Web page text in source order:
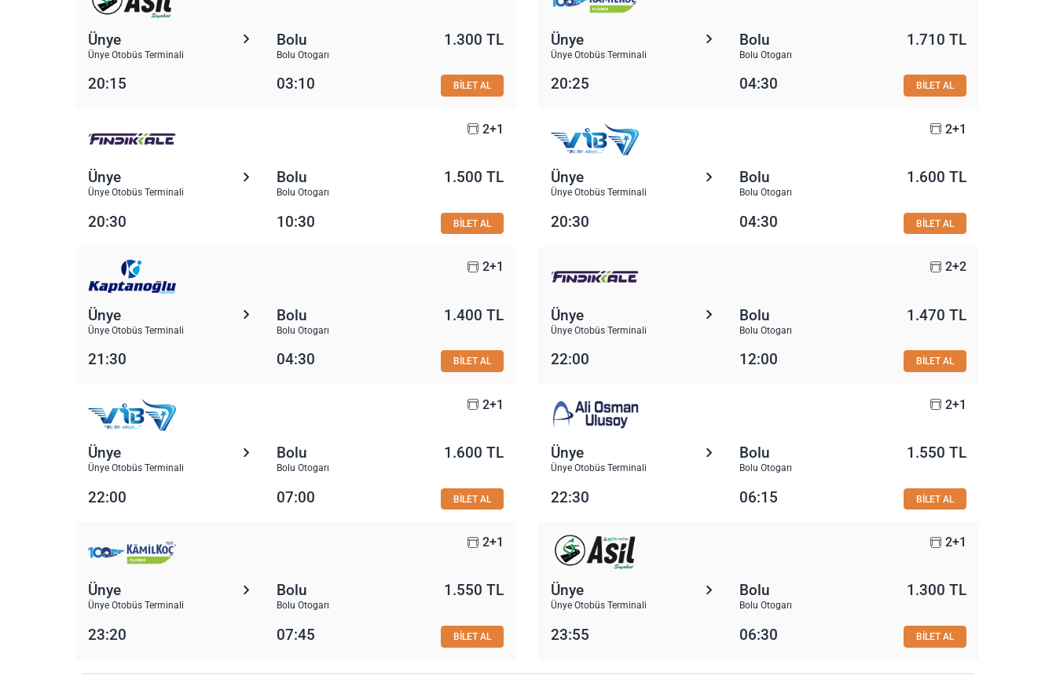
Ünye
Ünye Otobüs Terminali
Bolu
Bolu Otogarı
1.300 TL
20:15 03:10 BİLET AL
Ünye
Ünye Otobüs Terminali
Bolu
Bolu Otogarı
1.710 TL
20:25 04:30 BİLET AL
2+1
Ünye
Ünye Otobüs Terminali
Bolu
Bolu Otogarı
1.500 TL
20:30 10:30 BİLET AL
2+1
Ünye
Ünye Otobüs Terminali
Bolu
Bolu Otogarı
1.600 TL
20:30 04:30 BİLET AL
2+1
Ünye
Ünye Otobüs Terminali
Bolu
Bolu Otogarı
1.400 TL
21:30 04:30 BİLET AL
2+2
Ünye
Ünye Otobüs Terminali
Bolu
Bolu Otogarı
1.470 TL
22:00 12:00 BİLET AL
2+1
Ünye
Ünye Otobüs Terminali
Bolu
Bolu Otogarı
1.600 TL
22:00 07:00 BİLET AL
2+1
Ünye
Ünye Otobüs Terminali
Bolu
Bolu Otogarı
1.550 TL
22:30 06:15 BİLET AL
2+1
Ünye
Ünye Otobüs Terminali
Bolu
Bolu Otogarı
1.550 TL
23:20 07:45 BİLET AL
2+1
Ünye
Ünye Otobüs Terminali
Bolu
Bolu Otogarı
1.300 TL
23:55 06:30 BİLET AL